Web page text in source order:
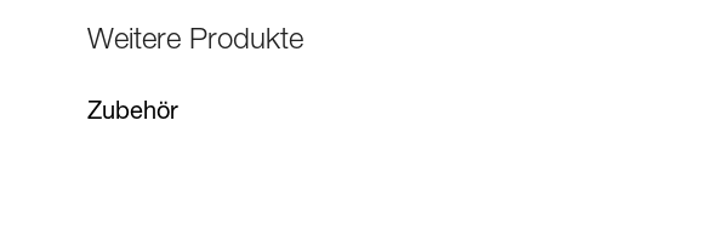
Weitere Produkte
Zubehör